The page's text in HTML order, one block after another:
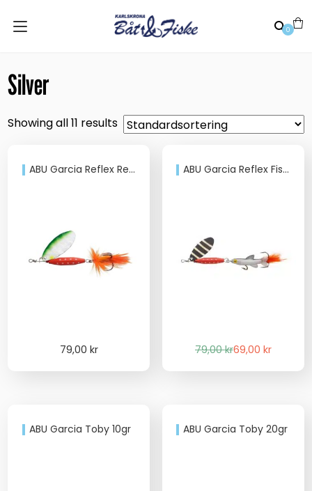
0
Silver
Showing all 11 results
ABU Garcia Reflex Red 12gr
79,00 kr
ABU Garcia Reflex Fish 12gr
79,00krDet
69,00 kr
Det
ABU Garcia Toby 10gr
ABU Garcia Toby 20gr